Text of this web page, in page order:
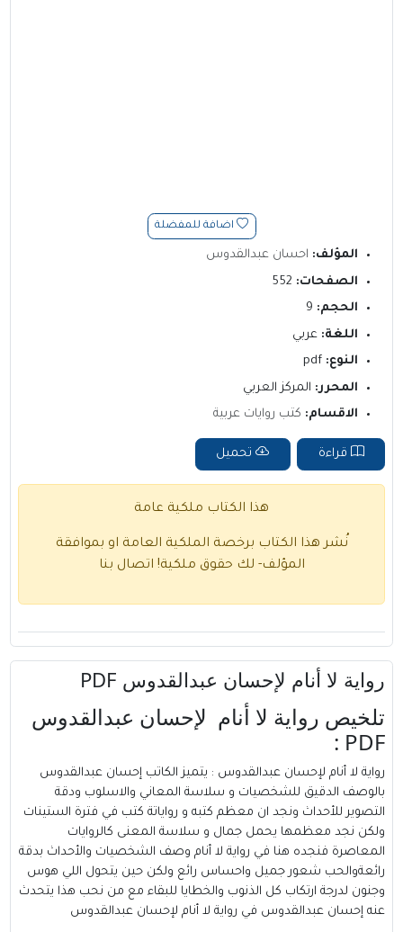
اضافة للمفضلة
المؤلف: احسان عبدالقدوس
الصفحات:
الحجم:
اللغة: عربي
النوع:
المحرر: المركز العربي
الاقسام: كتب روايات عربية
قراءة تحميل
هذا الكتاب ملكية عامة
نُشر هذا الكتاب برخصة الملكية العامة او بموافقة
المؤلف- لك حقوق ملكية! اتصال بنا
رواية لا أنام لإحسان عبدالقدوس PDF
تلخيص رواية لا أنام لإحسان عبدالقدوس
PDF :
رواية لا أنام لإحسان عبدالقدوس : يتميز الكاتب إحسان عبدالقدوس
بالوصف الدقيق للشخصيات و سلاسة المعاني والاسلوب ودقة
التصوير للأحداث ونجد ان معظم كتبه و رواياتة كتب في فترة الستينات
ولكن نجد معظمها يحمل جمال و سلاسة المعنى كالروايات
المعاصرة فنجده هنا في رواية لا أنام وصف الشخصيات والأحداث بدقة
رائعةوالحب شعور جميل واحساس رائع ولكن حين يتحول اللي هوس
وجنون لدرجة ارتكاب كل الذنوب والخطايا للبقاء مع من نحب هذا يتحدث
عنه إحسان عبدالقدوس في رواية لا أنام لإحسان عبدالقدوس